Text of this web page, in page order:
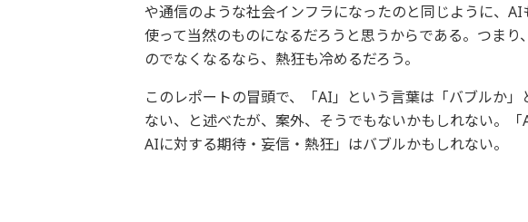
や通信のような社会インフラになったのと同じように、AI
使って当然のものになるだろうと思うからである。つま
のでなくなるなら、熱狂も冷めるだろう。
このレポートの冒頭で、「AI」という言葉は「バブルか
ない、と述べたが、案外、そうでもないかもしれない。
AIに対する期待・妄信・熱狂」はバブルかもしれない。